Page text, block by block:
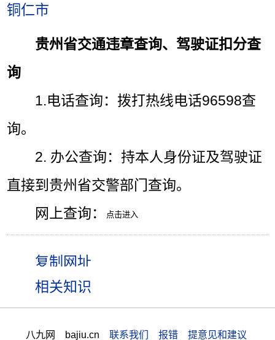
铜仁市
贵州省交通违章查询、驾驶证扣分查
询
1.电话查询：拨打热线电话96598查
询。
2. 办公查询：持本人身份证及驾驶证
直接到贵州省交警部门查询。
网上查询：
相关知识
八九网 bajiu.cn 联系我们 报错 提意见和建议